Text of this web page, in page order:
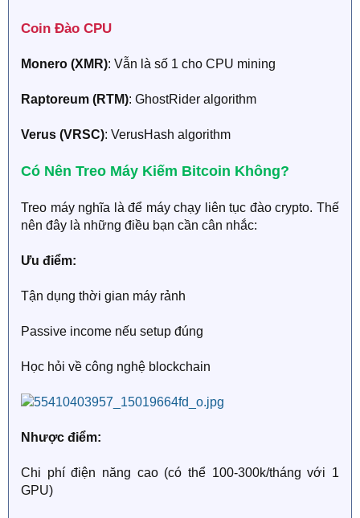
Coin Đào CPU​
Monero (XMR): Vẫn là số 1 cho CPU mining
Raptoreum (RTM): GhostRider algorithm
Verus (VRSC): VerusHash algorithm
Có Nên Treo Máy Kiếm Bitcoin Không?​
Treo máy nghĩa là để máy chạy liên tục đào crypto. Thế
nên đây là những điều bạn cần cân nhắc:
Ưu điểm:
Tận dụng thời gian máy rảnh
Passive income nếu setup đúng
Học hỏi về công nghệ blockchain
Nhược điểm:
Chi phí điện năng cao (có thể 100-300k/tháng với 1
GPU)